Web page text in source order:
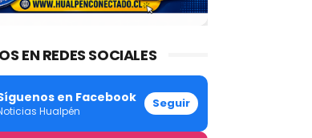
EN REDES SOCIALES
en Facebook
Hualpén Seguir